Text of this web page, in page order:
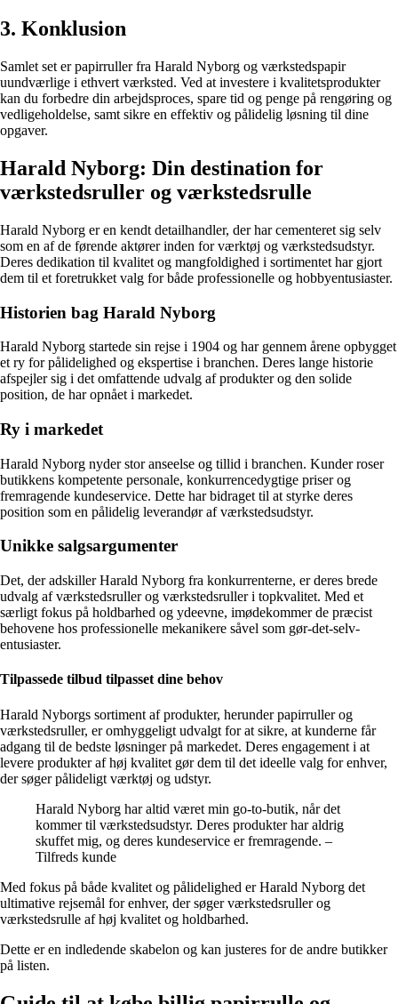
3. Konklusion
Samlet set er papirruller fra Harald Nyborg og værkstedspapir
uundværlige i ethvert værksted. Ved at investere i kvalitetsprodukter
kan du forbedre din arbejdsproces, spare tid og penge på rengøring og
vedligeholdelse, samt sikre en effektiv og pålidelig løsning til dine
opgaver.
Harald Nyborg: Din destination for
værkstedsruller og værkstedsrulle
Harald Nyborg er en kendt detailhandler, der har cementeret sig selv
som en af de førende aktører inden for værktøj og værkstedsudstyr.
Deres dedikation til kvalitet og mangfoldighed i sortimentet har gjort
dem til et foretrukket valg for både professionelle og hobbyentusiaster.
Historien bag Harald Nyborg
Harald Nyborg startede sin rejse i 1904 og har gennem årene opbygget
et ry for pålidelighed og ekspertise i branchen. Deres lange historie
afspejler sig i det omfattende udvalg af produkter og den solide
position, de har opnået i markedet.
Ry i markedet
Harald Nyborg nyder stor anseelse og tillid i branchen. Kunder roser
butikkens kompetente personale, konkurrencedygtige priser og
fremragende kundeservice. Dette har bidraget til at styrke deres
position som en pålidelig leverandør af værkstedsudstyr.
Unikke salgsargumenter
Det, der adskiller Harald Nyborg fra konkurrenterne, er deres brede
udvalg af værkstedsruller og værkstedsruller i topkvalitet. Med et
særligt fokus på holdbarhed og ydeevne, imødekommer de præcist
behovene hos professionelle mekanikere såvel som gør-det-selv-
entusiaster.
Tilpassede tilbud tilpasset dine behov
Harald Nyborgs sortiment af produkter, herunder papirruller og
værkstedsruller, er omhyggeligt udvalgt for at sikre, at kunderne får
adgang til de bedste løsninger på markedet. Deres engagement i at
levere produkter af høj kvalitet gør dem til det ideelle valg for enhver,
der søger pålideligt værktøj og udstyr.
Harald Nyborg har altid været min go-to-butik, når det
kommer til værkstedsudstyr. Deres produkter har aldrig
skuffet mig, og deres kundeservice er fremragende. –
Tilfreds kunde
Med fokus på både kvalitet og pålidelighed er Harald Nyborg det
ultimative rejsemål for enhver, der søger værkstedsruller og
værkstedsrulle af høj kvalitet og holdbarhed.
Dette er en indledende skabelon og kan justeres for de andre butikker
på listen.